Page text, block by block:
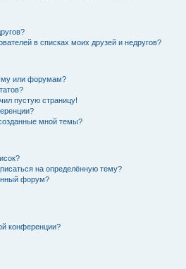
в списках моих друзей и недругов?
или форумам?
пустую страницу!
мной темы?
на определённую тему?
форум?
конференции?